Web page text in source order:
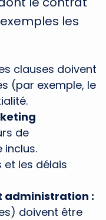
les
clauses doivent
(par exemple, le
de
et les délais
administration :
doivent être